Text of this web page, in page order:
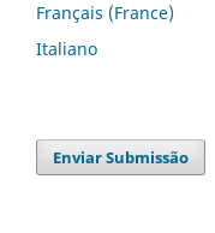
Français (France)
Italiano
Enviar Submissão